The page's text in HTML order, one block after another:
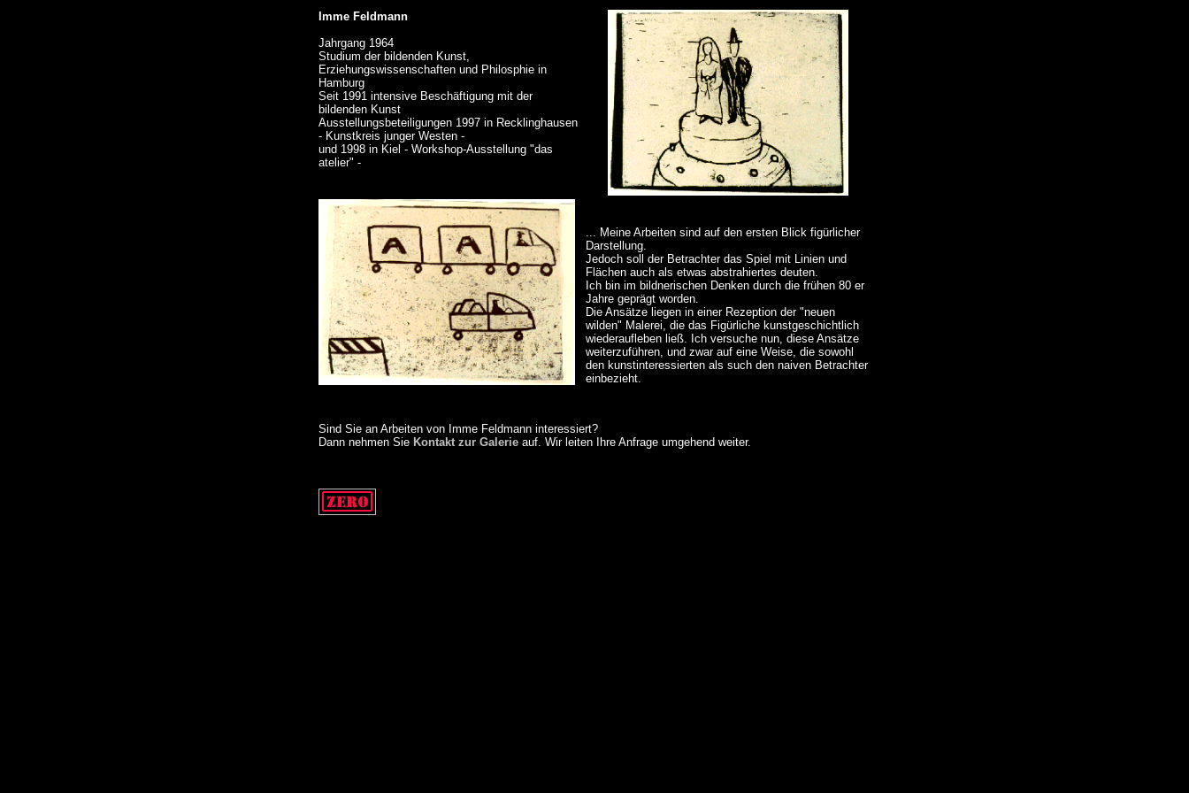
Imme Feldmann
Jahrgang 1964
Studium der bildenden Kunst,
Erziehungswissenschaften und Philosphie in
Hamburg
Seit 1991 intensive Beschäftigung mit der
bildenden Kunst
Ausstellungsbeteiligungen 1997 in Recklinghausen
- Kunstkreis junger Westen -
und 1998 in Kiel - Workshop-Ausstellung "das
atelier" -
... Meine Arbeiten sind auf den ersten Blick figürlicher
Darstellung.
Jedoch soll der Betrachter das Spiel mit Linien und
Flächen auch als etwas abstrahiertes deuten.
Ich bin im bildnerischen Denken durch die frühen 80 er
Jahre geprägt worden.
Die Ansätze liegen in einer Rezeption der "neuen
wilden" Malerei, die das Figürliche kunstgeschichtlich
wiederaufleben ließ. Ich versuche nun, diese Ansätze
weiterzuführen, und zwar auf eine Weise, die sowohl
den kunstinteressierten als such den naiven Betrachter
einbezieht.
Sind Sie an Arbeiten von Imme Feldmann interessiert?
Dann nehmen Sie Kontakt zur Galerie auf. Wir leiten Ihre Anfrage umgehend weiter.